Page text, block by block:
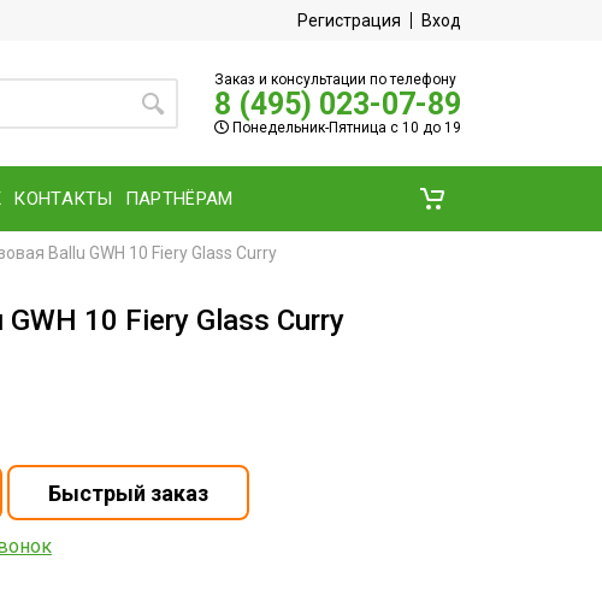
Регистрация Вход
Заказ и консультации по телефону
8 (495) 023-07-89
Понедельник-Пятница с 10 до 19
КОНТАКТЫ ПАРТНЁРАМ
Ballu GWH 10 Fiery Glass Curry
10 Fiery Glass Curry